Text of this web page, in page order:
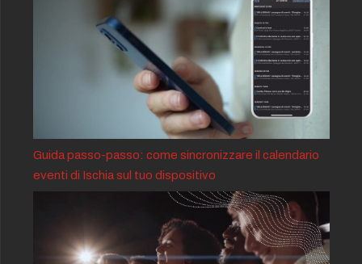
Guida passo-passo: come sincronizzare il calendario
eventi di Ischia sul tuo dispositivo